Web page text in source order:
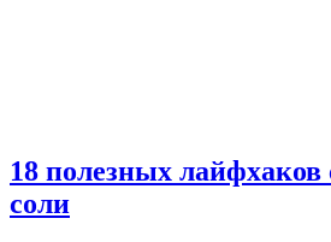
18 полезных
соли